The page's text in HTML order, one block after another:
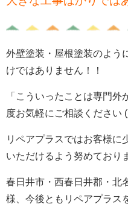
外壁塗装・屋根塗装のよう
けではありません！！
「こういったことは専門
度お気軽にご相談ください
リペアプラスではお客様に
いただけるよう努めており
春日井市・西春日井郡・北
様、今後ともリペアプラス